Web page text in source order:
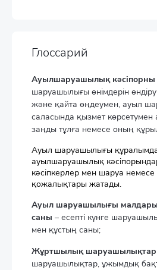
Глоссарий
Ауылшаруашылық кәсіпорны
шаруашылығы өнімдерін
және қайта өңдеумен, ауыл
саласында қызмет көрсетумен
заңды тұлға немесе оның
Ауыл шаруашылығы
ауылшаруашылық
кәсіпкерлер мен шаруа
қожалықтары жатады.
Ауыл шаруашылығы
саны – есепті күнге
мен құстың саны;
Жұртшылық
шаруашылықтар, ұжымдық